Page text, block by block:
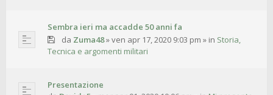
Sembra ieri ma accadde 50 anni fa
da Zuma48»ven apr 17, 2020 9:03 pm » in Storia,
Tecnica e argomenti militari
Presentazione